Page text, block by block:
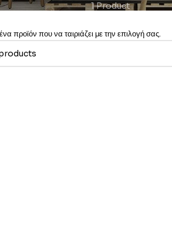
1 Product
προϊόν που να ταιριάζει με την επιλογή σας.